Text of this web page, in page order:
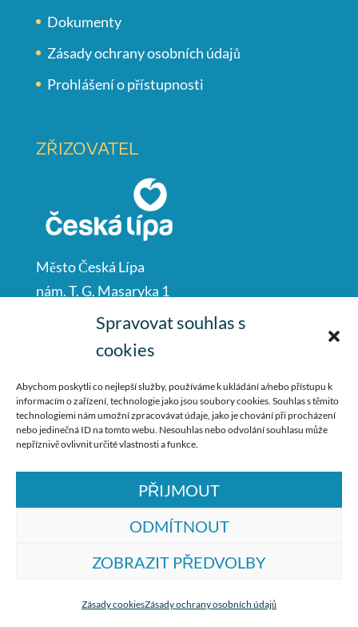
Spravovat souhlas s
cookies
Abychom poskytli co nejlepší služby, používáme k ukládání a/nebo přístupu k
informacím o zařízení, technologie jako jsou soubory cookies. Souhlas s těmito
technologiemi nám umožní zpracovávat údaje, jako je chování při procházení
nebo jedinečná ID na tomto webu. Nesouhlas nebo odvolání souhlasu může
nepříznivě ovlivnit určité vlastnosti a funkce.
PŘIJMOUT
ODMÍTNOUT
ZOBRAZIT PŘEDVOLBY
Zásady cookiesZásady ochrany osobních údajů
Dokumenty
Zásady ochrany osobních údajů
Prohlášení o přístupnosti
ZŘIZOVATEL
Město Česká Lípa
nám. T. G. Masaryka 1
Česká Lípa
487 881 111
podatelna@mucl.cz
společnostTrollComputers s.r.o.